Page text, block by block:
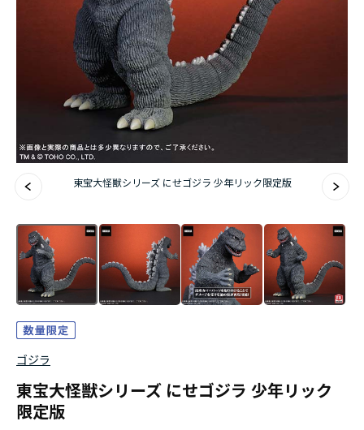
東宝大怪獣シリーズ にせゴジラ 少年リック限定版
ゴジラ
東宝大怪獣シリーズ にせゴジラ 少年リック
限定版